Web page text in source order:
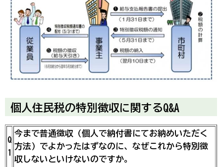
個人住民税の特別徴収に関するQ&A
Q
1
今まで普通徴収（個人で納付書にてお納めいただく
方法）でよかったはずなのに、なぜこれから特別徴
収しないといけないのですか。